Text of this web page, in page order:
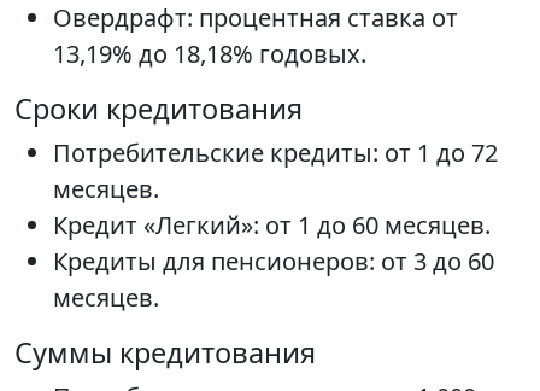
Овердрафт: процентная ставка от
13,19% до 18,18% годовых.
Сроки кредитования
Потребительские кредиты: от 1 до 72
месяцев.
Кредит «Легкий»: от 1 до 60 месяцев.
Кредиты для пенсионеров: от 3 до 60
месяцев.
Суммы кредитования